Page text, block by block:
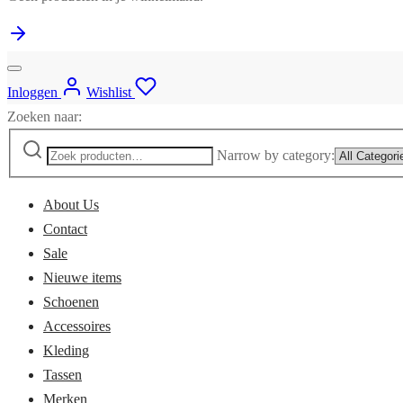
Inloggen
Wishlist
Zoeken naar:
Narrow by category:
About Us
Contact
Sale
Nieuwe items
Schoenen
Accessoires
Kleding
Tassen
Merken